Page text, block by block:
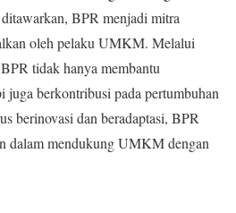
BPR menjadi mitra
oleh pelaku UMKM. Melalui
tidak hanya membantu
juga berkontribusi pada pertumbuhan
berinovasi dan beradaptasi, BPR
dalam mendukung UMKM dengan